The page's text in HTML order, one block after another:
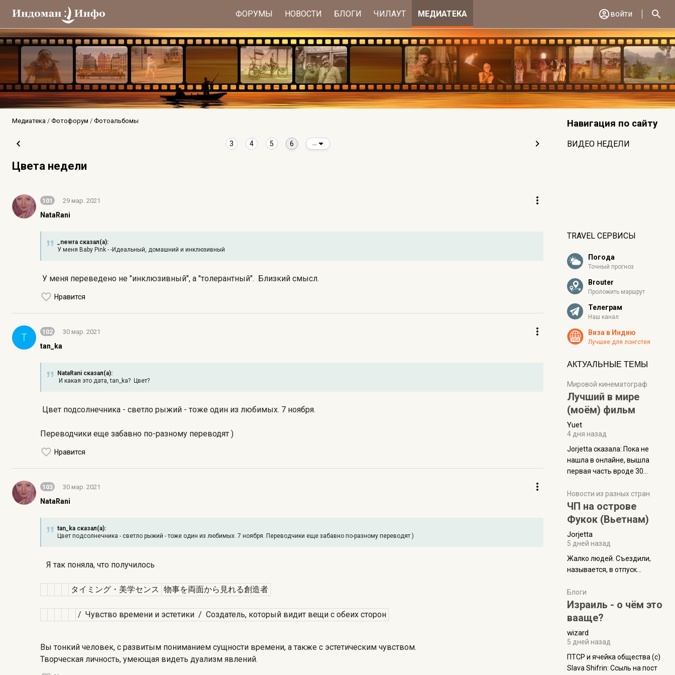
ФОРУМЫ НОВОСТИ БЛОГИ ЧИЛАУТ МЕДИАТЕКА войти
Медиатека Фотофорум Фотоальбомы
3 4 5 6
Цвета недели
101 29 мар. 2021
NataRani
_newra сказал(а):
У меня Baby Pink - -Идеальный, домашний и инклюзивный
У меня переведено не "инклюзивный", а "толерантный". Близкий смысл.
Нравится
T 102 30 мар. 2021
tan_ka
NataRani сказал(а):
И какая это дата, tan_ka? Цвет?
Цвет подсолнечника - светло рыжий - тоже один из любимых. 7 ноября.
Переводчики еще забавно по-разному переводят )
Нравится
103 30 мар. 2021
NataRani
tan_ka сказал(а):
Цвет подсолнечника - светло рыжий - тоже один из любимых. 7 ноября. Переводчики еще забавно по-разному переводят )
Я так поняла, что получилось
タイミング・美学センス 物事を両面から見れる創造者
/ Чувство времени и эстетики / Создатель, который видит вещи с обеих сторон
Вы тонкий человек, с развитым пониманием сущности времени, а также с эстетическим чувством.
Творческая личность, умеющая видеть дуализм явлений.
Навигация по сайту
ВИДЕО НЕДЕЛИ
TRAVEL СЕРВИСЫ
Погода
Точный прогноз
Brouter
Проложить маршрут
Телеграм
Наш канал
Виза в Индию
Лучшее для лонгстея
АКТУАЛЬНЫЕ ТЕМЫ
Мировой кинематограф
Лучший в мире
(моём) фильм
Yuet
4 дня назад
Jorjetta сказалa: Пока не
нашла в онлайне, вышла
первая часть вроде 30
Дивали 8 ноября.
Новости из разных стран
ЧП на острове
Фукок (Вьетнам)
Jorjetta
5 дней назад
Жалко людей. Съездили,
называется, в отпуск...
Блоги
Израиль - о чём это
вааще?
wizard
5 дней назад
ПТСР и ячейка общества (с)
Slava Shifrin: Ссыль на пост